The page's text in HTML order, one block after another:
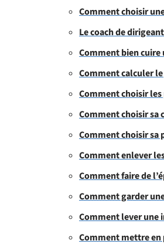
Comment choisir
Le coach de
Comment bien cuire
Comment calculer
Comment choisir les
Comment choisir sa
Comment choisir sa
Comment enlever
Comment faire de
Comment garder
Comment lever une
Comment mettre en